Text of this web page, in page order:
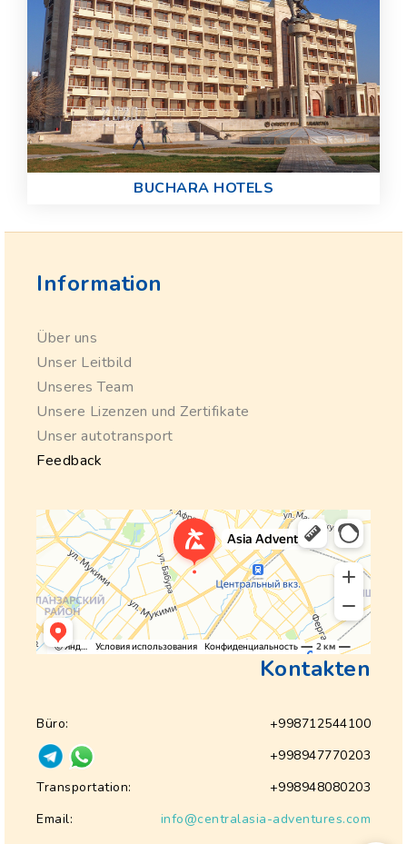
BUCHARA HOTELS
Information
Über uns
Unser Leitbild
Unseres Team
Unsere Lizenzen und Zertifikate
Unser autotransport
Feedback
Kontakten
Büro:
+998712544100
+998947770203
Transportation:
+998948080203
Email:
info@centralasia-adventures.com